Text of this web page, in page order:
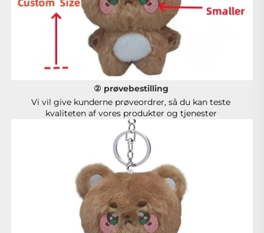
② prøvebestilling
Vi vil give kunderne prøveordrer, så du kan teste
kvaliteten af vores produkter og tjenester